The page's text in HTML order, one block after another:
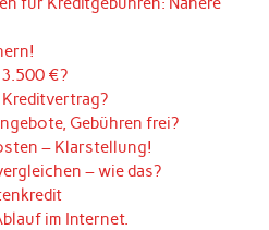
€?
Gebühren frei?
– Klarstellung!
– wie das?
im Internet.